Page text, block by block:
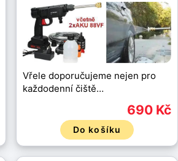
Vřele doporučujeme nejen pro
každodenní čiště…
690 Kč
Do košíku